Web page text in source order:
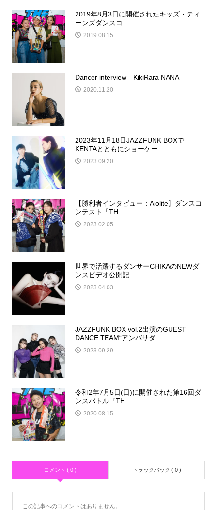
2019年8月3日に開催されたキッズ・ティ
ーンズダンスコ...
2019.08.15
Dancer interview KikiRara NANA
2020.11.20
2023年11月18日JAZZFUNK BOXで
KENTAとともにショーケー...
2023.09.20
【勝利者インタビュー：Aiolite】ダンスコ
ンテスト「TH...
2023.02.05
世界で活躍するダンサーCHIKAのNEWダ
ンスビデオ公開記...
2023.04.03
JAZZFUNK BOX vol.2出演のGUEST
DANCE TEAM“アンバサダ...
2023.09.29
令和2年7月5日(日)に開催された第16回ダ
ンスバトル『TH...
2020.08.15
コメント ( 0 ) トラックバック ( 0 )
この記事へのコメントはありません。